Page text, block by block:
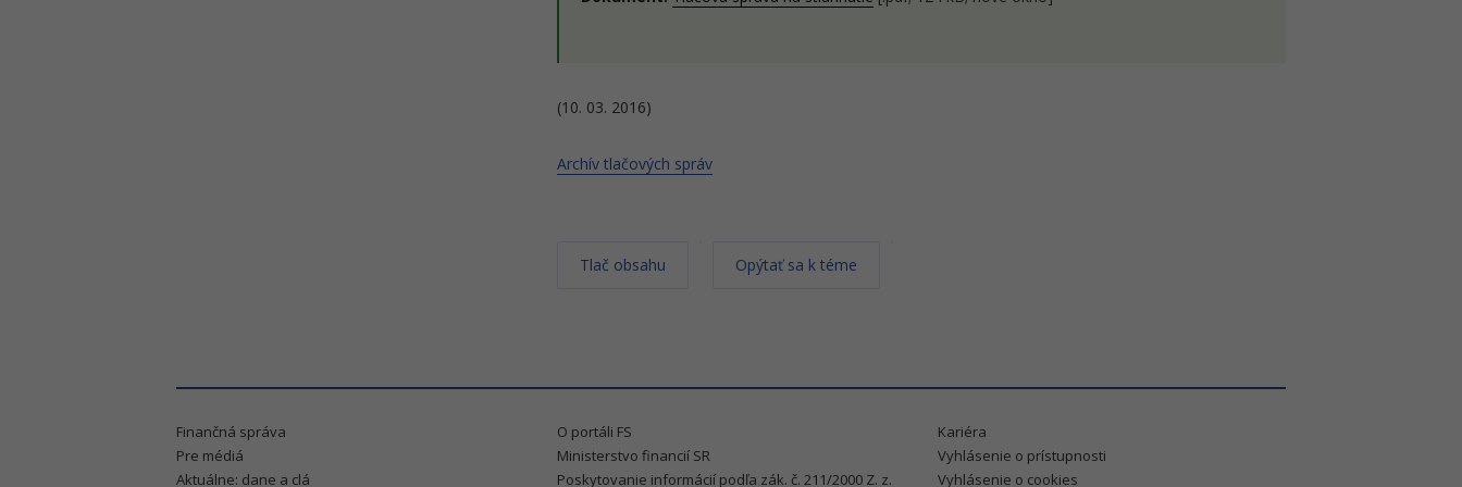
(10. 03. 2016)
Archív tlačových správ
Tlač obsahu Opýtať sa k téme
Finančná správa
Pre médiá
Aktuálne: dane a clá
O portáli FS
Ministerstvo financií SR
Poskytovanie informácií podľa zák. č. 211/2000 Z. z.
Kariéra
Vyhlásenie o prístupnosti
Vyhlásenie o cookies